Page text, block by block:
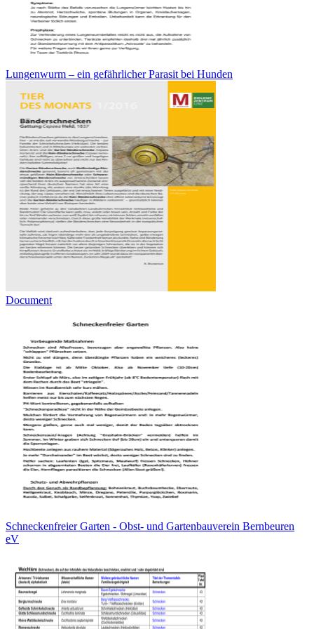
Lungenwurm – ein gefährlicher Parasit bei Hunden
Document
Schneckenfreier Garten - Obst- und Gartenbauverein Bernbeuren
eV